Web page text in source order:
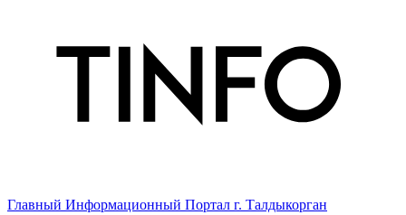
Главный Информационный Портал г. Талдыкорган